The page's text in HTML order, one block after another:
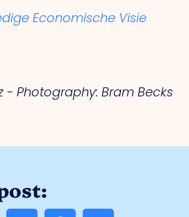
Economische Visie
- Photography: Bram Becks